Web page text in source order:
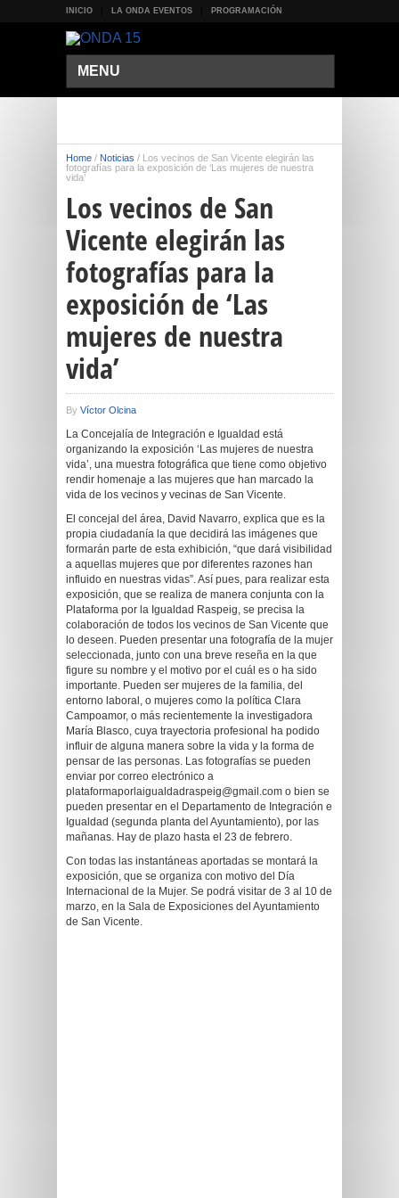
INICIO LA ONDA EVENTOS PROGRAMACIÓN
MENU
Home / Noticias / Los vecinos de San Vicente elegirán las
fotografías para la exposición de ‘Las mujeres de nuestra
vida’
Los vecinos de San
Vicente elegirán las
fotografías para la
exposición de ‘Las
mujeres de nuestra
vida’
By Víctor Olcina
La Concejalía de Integración e Igualdad está
organizando la exposición ‘Las mujeres de nuestra
vida’, una muestra fotográfica que tiene como objetivo
rendir homenaje a las mujeres que han marcado la
vida de los vecinos y vecinas de San Vicente.
El concejal del área, David Navarro, explica que es la
propia ciudadanía la que decidirá las imágenes que
formarán parte de esta exhibición, “que dará visibilidad
a aquellas mujeres que por diferentes razones han
influido en nuestras vidas”. Así pues, para realizar esta
exposición, que se realiza de manera conjunta con la
Plataforma por la Igualdad Raspeig, se precisa la
colaboración de todos los vecinos de San Vicente que
lo deseen. Pueden presentar una fotografía de la mujer
seleccionada, junto con una breve reseña en la que
figure su nombre y el motivo por el cuál es o ha sido
importante. Pueden ser mujeres de la familia, del
entorno laboral, o mujeres como la política Clara
Campoamor, o más recientemente la investigadora
María Blasco, cuya trayectoria profesional ha podido
influir de alguna manera sobre la vida y la forma de
pensar de las personas. Las fotografías se pueden
enviar por correo electrónico a
plataformaporlaigualdadraspeig@gmail.com o bien se
pueden presentar en el Departamento de Integración e
Igualdad (segunda planta del Ayuntamiento), por las
mañanas. Hay de plazo hasta el 23 de febrero.
Con todas las instantáneas aportadas se montará la
exposición, que se organiza con motivo del Día
Internacional de la Mujer. Se podrá visitar de 3 al 10 de
marzo, en la Sala de Exposiciones del Ayuntamiento
de San Vicente.